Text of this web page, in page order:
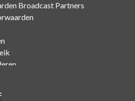
Broadcast Partners